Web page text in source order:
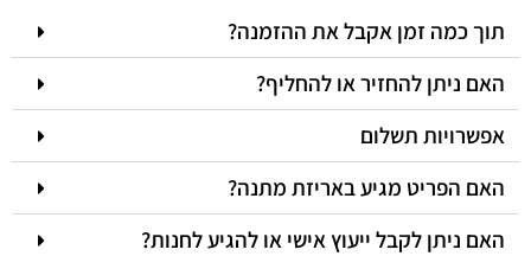
תוך כמה זמן אקבל את ההזמנה?
האם ניתן להחזיר או להחליף?
אפשרויות תשלום
האם הפריט מגיע באריזת מתנה?
האם ניתן לקבל ייעוץ אישי או להגיע לחנות?